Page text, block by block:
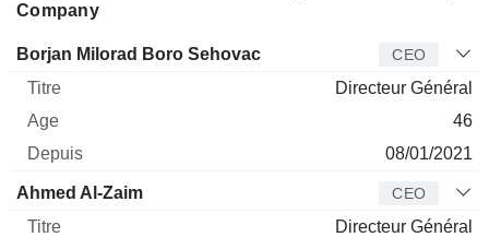
Company
Dirigeant Titre Age Depuis
Borjan Milorad Boro Sehovac CEO
Directeur Général
46
08/01/2021
Ahmed Al-Zaim CEO
Directeur Général